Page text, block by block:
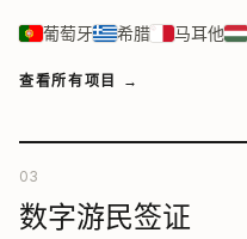
葡萄牙 希腊 马耳他
查看所有项目 →
03
数字游民签证